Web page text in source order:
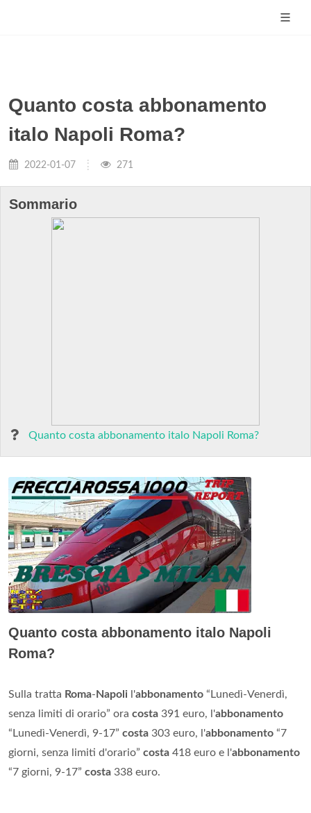
Quanto costa abbonamento
italo Napoli Roma?
2022-01-07 271
Sommario
Quanto costa abbonamento italo Napoli Roma?
Quanto costa abbonamento italo Napoli
Roma?
Sulla tratta Roma- Napoli l'abbonamento “Lunedì-Venerdì,
senza limiti di orario” ora costa 391 euro, l'abbonamento
“Lunedì-Venerdì, 9-17” costa 303 euro, l'abbonamento “7
giorni, senza limiti d'orario” costa 418 euro e l'abbonamento
“7 giorni, 9-17” costa 338 euro.